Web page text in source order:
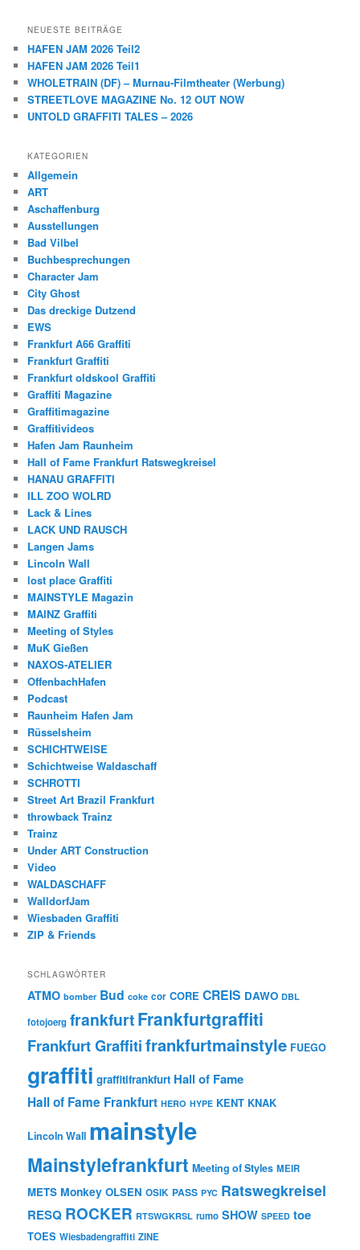
NEUESTE BEITRÄGE
HAFEN JAM 2026 Teil2
HAFEN JAM 2026 Teil1
WHOLETRAIN (DF) – Murnau-Filmtheater (Werbung)
STREETLOVE MAGAZINE No. 12 OUT NOW
UNTOLD GRAFFITI TALES – 2026
KATEGORIEN
Allgemein
ART
Aschaffenburg
Ausstellungen
Bad Vilbel
Buchbesprechungen
Character Jam
City Ghost
Das dreckige Dutzend
EWS
Frankfurt A66 Graffiti
Frankfurt Graffiti
Frankfurt oldskool Graffiti
Graffiti Magazine
Graffitimagazine
Graffitivideos
Hafen Jam Raunheim
Hall of Fame Frankfurt Ratswegkreisel
HANAU GRAFFITI
ILL ZOO WOLRD
Lack & Lines
LACK UND RAUSCH
Langen Jams
Lincoln Wall
lost place Graffiti
MAINSTYLE Magazin
MAINZ Graffiti
Meeting of Styles
MuK Gießen
NAXOS-ATELIER
OffenbachHafen
Podcast
Raunheim Hafen Jam
Rüsselsheim
SCHICHTWEISE
Schichtweise Waldaschaff
SCHROTTI
Street Art Brazil Frankfurt
throwback Trainz
Trainz
Under ART Construction
Video
WALDASCHAFF
WalldorfJam
Wiesbaden Graffiti
ZIP & Friends
SCHLAGWÖRTER
ATMO bomber Bud coke cor CORE CREIS DAWO DBL
fotojoerg frankfurtFrankfurtgraffiti
Frankfurt Graffitifrankfurtmainstyle FUEGO
graffiti graffitifrankfurt Hall of Fame
Hall of Fame Frankfurt HERO HYPE KENT KNAK
Lincoln Wall mainstyle
Mainstylefrankfurt Meeting of Styles MEIR
METS Monkey OLSEN OSIK PASS PYC Ratswegkreisel
RESQ ROCKER RTSWGKRSL rumo SHOW SPEED toe
TOES Wiesbadengraffiti ZINE